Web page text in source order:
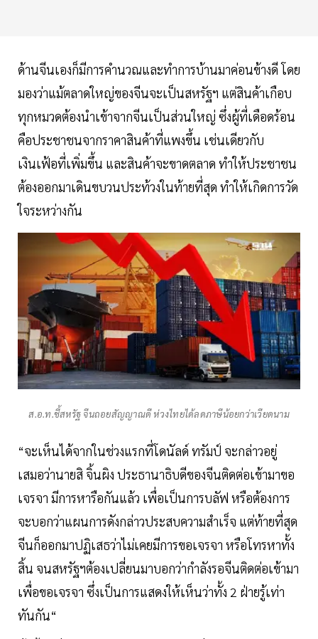
ด้านจีนเองก็มีการคำนวณและทำการบ้านมาค่อนข้างดี โดย
มองว่าแม้ตลาดใหญ่ของจีนจะเป็นสหรัฐฯ แต่สินค้าเกือบ
ทุกหมวดต้องนำเข้าจากจีนเป็นส่วนใหญ่ ซึ่งผู้ที่เดือดร้อน
คือประชาชนจากราคาสินค้าที่แพงขึ้น เช่นเดียวกับ
เงินเฟ้อที่เพิ่มขึ้น และสินค้าจะขาดตลาด ทำให้ประชาชน
ต้องออกมาเดินขบวนประท้วงในท้ายที่สุด ทำให้เกิดการวัด
ใจระหว่างกัน
ส.อ.ท.ชี้สหรัฐ จีนถอยสัญญาณดี ห่วงไทยได้ลดภาษีน้อยกว่าเวียดนาม
“จะเห็นได้จากในช่วงแรกที่โดนัลด์ ทรัมป์ จะกล่าวอยู่
เสมอว่านายสิ จิ้นผิง ประธานาธิบดีของจีนติดต่อเข้ามาขอ
เจรจา มีการหารือกันแล้ว เพื่อเป็นการบลัฟ หรือต้องการ
จะบอกว่าแผนการดังกล่าวประสบความสำเร็จ แต่ท้ายที่สุด
จีนก็ออกมาปฏิเสธว่าไม่เคยมีการขอเจรจา หรือโทรหาทั้ง
สิ้น จนสหรัฐฯต้องเปลี่ยนมาบอกว่ากำลังรอจีนติดต่อเข้ามา
เพื่อขอเจรจา ซึ่งเป็นการแสดงให้เห็นว่าทั้ง 2 ฝ่ายรู้เท่า
ทันกัน“